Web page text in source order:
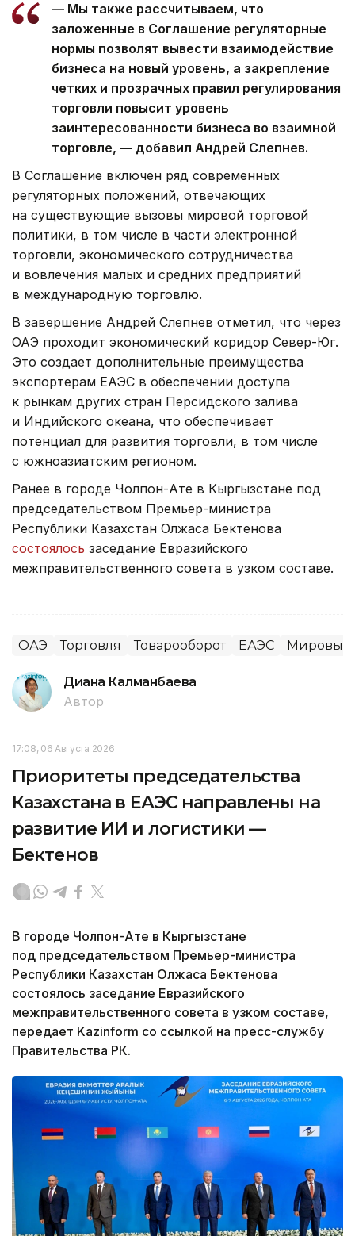
— Мы также рассчитываем, что
заложенные в Соглашение регуляторные
нормы позволят вывести взаимодействие
бизнеса на новый уровень, а закрепление
четких и прозрачных правил регулирования
торговли повысит уровень
заинтересованности бизнеса во взаимной
торговле, — добавил Андрей Слепнев.
В Соглашение включен ряд современных
регуляторных положений, отвечающих
на существующие вызовы мировой торговой
политики, в том числе в части электронной
торговли, экономического сотрудничества
и вовлечения малых и средних предприятий
в международную торговлю.
В завершение Андрей Слепнев отметил, что через
ОАЭ проходит экономический коридор Север-Юг.
Это создает дополнительные преимущества
экспортерам ЕАЭС в обеспечении доступа
к рынкам других стран Персидского залива
и Индийского океана, что обеспечивает
потенциал для развития торговли, в том числе
с южноазиатским регионом.
Ранее в городе Чолпон-Ате в Кыргызстане под
председательством Премьер-министра
Республики Казахстан Олжаса Бектенова
состоялось заседание Евразийского
межправительственного совета в узком составе.
ОАЭ Торговля Товарооборот ЕАЭС Мировые
Диана Калманбаева
Автор
17:08, 06 Августа 2026
Приоритеты председательства
Казахстана в ЕАЭС направлены на
развитие ИИ и логистики —
Бектенов
В городе Чолпон-Ате в Кыргызстане
под председательством Премьер-министра
Республики Казахстан Олжаса Бектенова
состоялось заседание Евразийского
межправительственного совета в узком составе,
передает Kazinform со ссылкой на пресс-службу
Правительства РК.